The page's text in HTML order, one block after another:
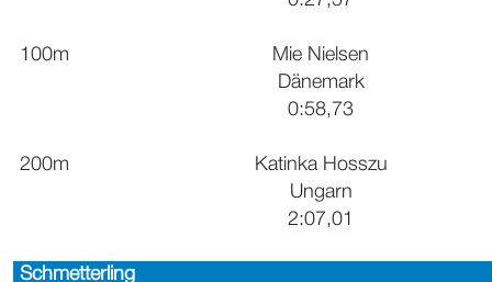
100m
Mie Nielsen
Dänemark
0:58,73
200m
Katinka Hosszu
Ungarn
2:07,01
Schmetterling